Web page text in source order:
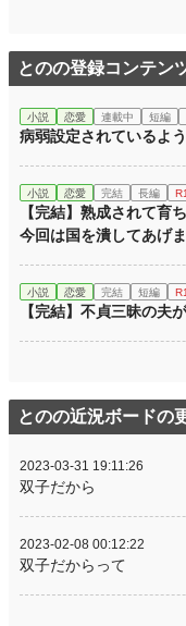
とのの登録コンテン
小説 恋愛 連載中 短編
病弱設定されているよ
小説 恋愛 完結 長編
【完結】熟成されて育
今回は国を潰してあげ
小説 恋愛 完結 短編
【完結】不貞三昧の夫
とのの近況ボードの
2023-03-31 19:11:26
双子だから
2023-02-08 00:12:22
双子だからって